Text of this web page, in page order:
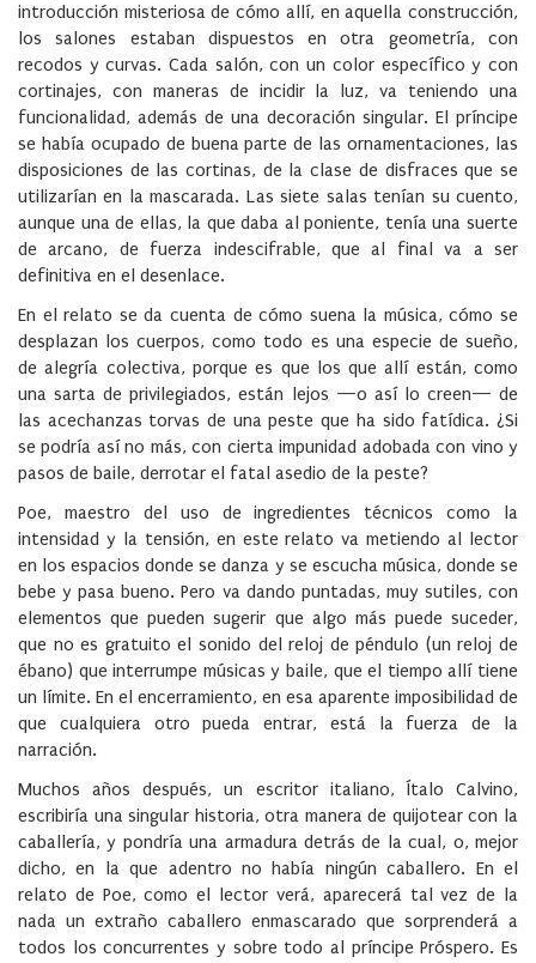
introducción misteriosa de cómo allí, en aquella construcción,
los salones estaban dispuestos en otra geometría, con
recodos y curvas. Cada salón, con un color específico y con
cortinajes, con maneras de incidir la luz, va teniendo una
funcionalidad, además de una decoración singular. El príncipe
se había ocupado de buena parte de las ornamentaciones, las
disposiciones de las cortinas, de la clase de disfraces que se
utilizarían en la mascarada. Las siete salas tenían su cuento,
aunque una de ellas, la que daba al poniente, tenía una suerte
de arcano, de fuerza indescifrable, que al final va a ser
definitiva en el desenlace.
En el relato se da cuenta de cómo suena la música, cómo se
desplazan los cuerpos, como todo es una especie de sueño,
de alegría colectiva, porque es que los que allí están, como
una sarta de privilegiados, están lejos —o así lo creen— de
las acechanzas torvas de una peste que ha sido fatídica. ¿Si
se podría así no más, con cierta impunidad adobada con vino y
pasos de baile, derrotar el fatal asedio de la peste?
Poe, maestro del uso de ingredientes técnicos como la
intensidad y la tensión, en este relato va metiendo al lector
en los espacios donde se danza y se escucha música, donde se
bebe y pasa bueno. Pero va dando puntadas, muy sutiles, con
elementos que pueden sugerir que algo más puede suceder,
que no es gratuito el sonido del reloj de péndulo (un reloj de
ébano) que interrumpe músicas y baile, que el tiempo allí tiene
un límite. En el encerramiento, en esa aparente imposibilidad de
que cualquiera otro pueda entrar, está la fuerza de la
narración.
Muchos años después, un escritor italiano, Ítalo Calvino,
escribiría una singular historia, otra manera de quijotear con la
caballería, y pondría una armadura detrás de la cual, o, mejor
dicho, en la que adentro no había ningún caballero. En el
relato de Poe, como el lector verá, aparecerá tal vez de la
nada un extraño caballero enmascarado que sorprenderá a
todos los concurrentes y sobre todo al príncipe Próspero. Es